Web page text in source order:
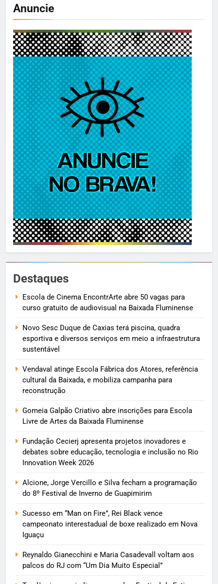
Anuncie
Destaques
Escola de Cinema EncontrArte abre 50 vagas para
curso gratuito de audiovisual na Baixada Fluminense
Novo Sesc Duque de Caxias terá piscina, quadra
esportiva e diversos serviços em meio a infraestrutura
sustentável
Vendaval atinge Escola Fábrica dos Atores, referência
cultural da Baixada, e mobiliza campanha para
reconstrução
Gomeia Galpão Criativo abre inscrições para Escola
Livre de Artes da Baixada Fluminense
Fundação Cecierj apresenta projetos inovadores e
debates sobre educação, tecnologia e inclusão no Rio
Innovation Week 2026
Alcione, Jorge Vercillo e Silva fecham a programação
do 8º Festival de Inverno de Guapimirim
Sucesso em “Man on Fire”, Rei Black vence
campeonato interestadual de boxe realizado em Nova
Iguaçu
Reynaldo Gianecchini e Maria Casadevall voltam aos
palcos do RJ com “Um Dia Muito Especial”